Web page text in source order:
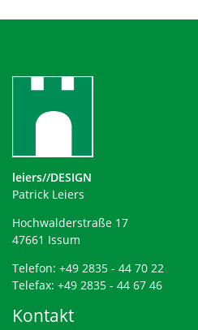
leiers//DESIGN
Patrick Leiers
Hochwalderstraße 17
47661 Issum
Telefon: +49 2835 - 44 70 22
Telefax: +49 2835 - 44 67 46
Kontakt